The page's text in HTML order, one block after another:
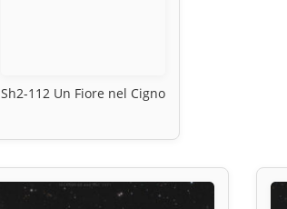
Sh2-112 Un Fiore nel Cigno